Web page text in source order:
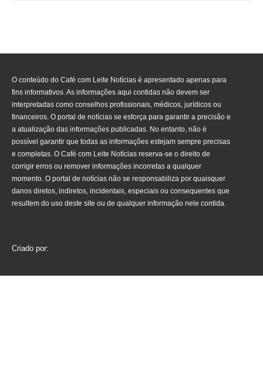
O conteúdo do Café com Leite Notícias é apresentado apenas para
fins informativos. As informações aqui contidas não devem ser
interpretadas como conselhos profissionais, médicos, jurídicos ou
financeiros. O portal de notícias se esforça para garantir a precisão e
a atualização das informações publicadas. No entanto, não é
possível garantir que todas as informações estejam sempre precisas
e completas. O Café com Leite Notícias reserva-se o direito de
corrigir erros ou remover informações incorretas a qualquer
momento. O portal de notícias não se responsabiliza por quaisquer
danos diretos, indiretos, incidentais, especiais ou consequentes que
resultem do uso deste site ou de qualquer informação nele contida.
Criado por: